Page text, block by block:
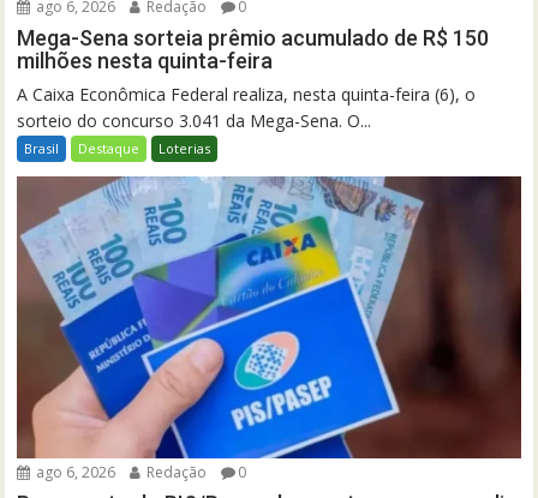
ago 6, 2026 Redação 0
Mega-Sena sorteia prêmio acumulado de R$ 150
milhões nesta quinta-feira
A Caixa Econômica Federal realiza, nesta quinta-feira (6), o
sorteio do concurso 3.041 da Mega-Sena. O...
Brasil Destaque Loterias
ago 6, 2026 Redação 0